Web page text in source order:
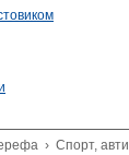
› Спорт,